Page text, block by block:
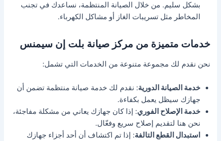
بشكل سليم. من خلال الصيانة المنتظمة، نساعدك في تجنب
المخاطر مثل تسريبات الغاز أو مشاكل الكهرباء.
خدمات متميزة من مركز صيانة بلت إن سيمنس
نحن نقدم لك مجموعة متنوعة من الخدمات التي تشمل:
خدمة الصيانة الدورية: نقدم لك خدمة صيانة منتظمة تضمن أن
جهازك سيظل يعمل بكفاءة.
خدمة الإصلاح الفوري: إذا كان جهازك يعاني من مشكلة مفاجئة،
نحن هنا لتقديم إصلاح سريع وفعّال.
استبدال القطع التالفة: إذا تم اكتشاف أن أحد أجزاء جهازك